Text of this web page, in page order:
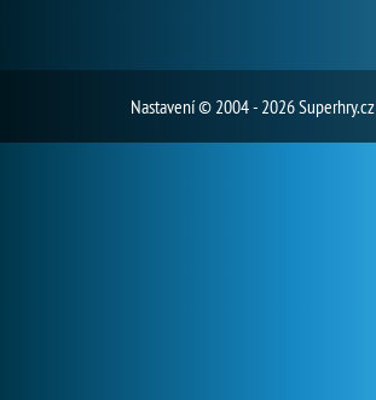
Nastavení© 2004 - 2026